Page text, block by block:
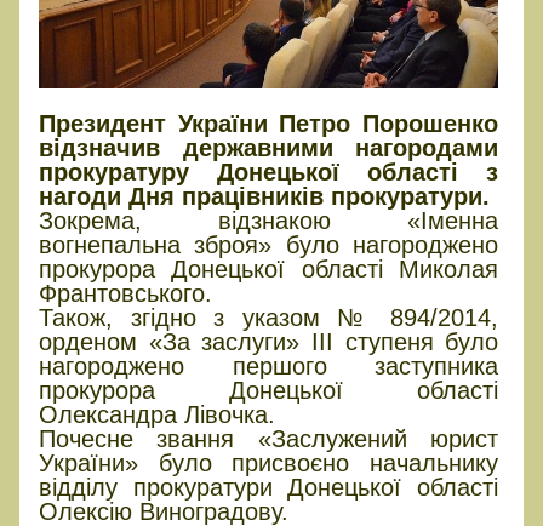
Президент України Петро Порошенко
відзначив державними нагородами
прокуратуру Донецької області з
нагоди Дня працівників прокуратури.
Зокрема, відзнакою «Іменна
вогнепальна зброя» було нагороджено
прокурора Донецької області Миколая
Франтовського.
Також, згідно з указом № 894/2014,
орденом «За заслуги» ІІІ ступеня було
нагороджено першого заступника
прокурора Донецької області
Олександра Лівочка.
Почесне звання «Заслужений юрист
України» було присвоєно начальнику
відділу прокуратури Донецької області
Олексію Виноградову.